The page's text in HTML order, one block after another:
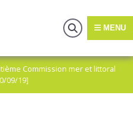
MENU
Commission mer et littoral
09/19]